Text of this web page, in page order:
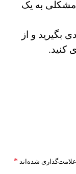
مشکلی به یک
بگیرید و از
کنید.
شده‌اند *